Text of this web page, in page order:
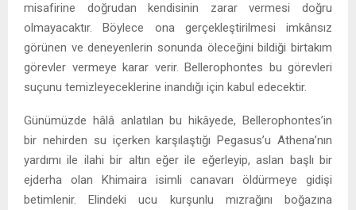
misafirine doğrudan kendisinin zarar vermesi doğru
olmayacaktır. Böylece ona gerçekleştirilmesi imkânsız
görünen ve deneyenlerin sonunda öleceğini bildiği birtakım
görevler vermeye karar verir. Bellerophontes bu görevleri
suçunu temizleyeceklerine inandığı için kabul edecektir.
Günümüzde hâlâ anlatılan bu hikâyede, Bellerophontes’in
bir nehirden su içerken karşılaştığı Pegasus’u Athena’nın
yardımı ile ilahi bir altın eğer ile eğerleyip, aslan başlı bir
ejderha olan Khimaira isimli canavarı öldürmeye gidişi
betimlenir. Elindeki ucu kurşunlu mızrağını boğazına